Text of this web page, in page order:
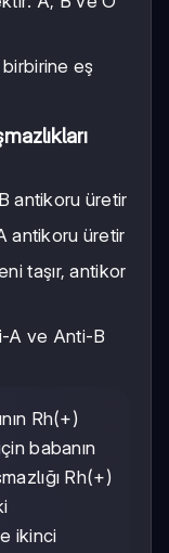
eş
antikoru üretir
antikoru üretir
taşır, antikor
A ve Anti-B
Rh(+)
babanın
Rh(+)
ikinci